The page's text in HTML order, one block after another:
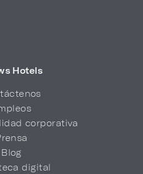
Hotels
corporativa
Blog
digital